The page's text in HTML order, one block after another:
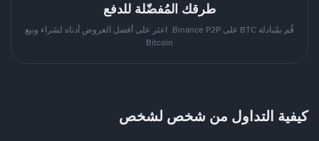
طرقك المُفضّلة للدفع
قُم بمُبادلة BTC على Binance P2P. اعثر على أفضل العروض أدناه لشراء وبيع
Bitcoin
كيفية التداول من شخص لشخص